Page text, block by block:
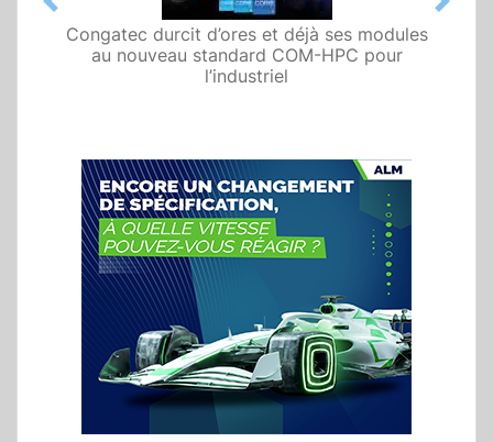
Congatec durcit d’ores et déjà ses modules
au nouveau standard COM-HPC pour
l’industriel
Previous Next